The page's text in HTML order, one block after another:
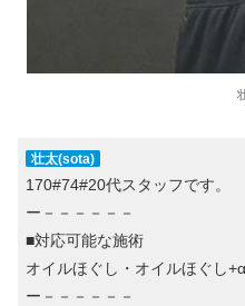
壮太(sota)
170#74#20代スタッフです。
ー－－－－－－
■対応可能な施術
オイルほぐし・オイルほぐし+α
ー－－－－－－